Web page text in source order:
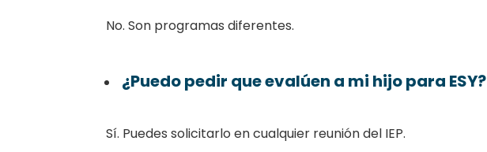
No. Son programas diferentes.
¿Puedo pedir que evalúen a mi hijo para ESY?
Sí. Puedes solicitarlo en cualquier reunión del IEP.